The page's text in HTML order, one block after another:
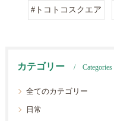
#トコトコスクエア
カテゴリー Categories
全てのカテゴリー
日常